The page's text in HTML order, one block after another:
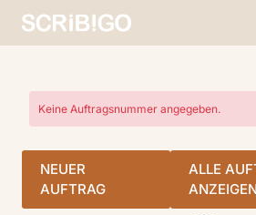
Inhalt
springen
Keine Auftragsnummer angegeben.
NEUER
AUFTRAG
ALLE